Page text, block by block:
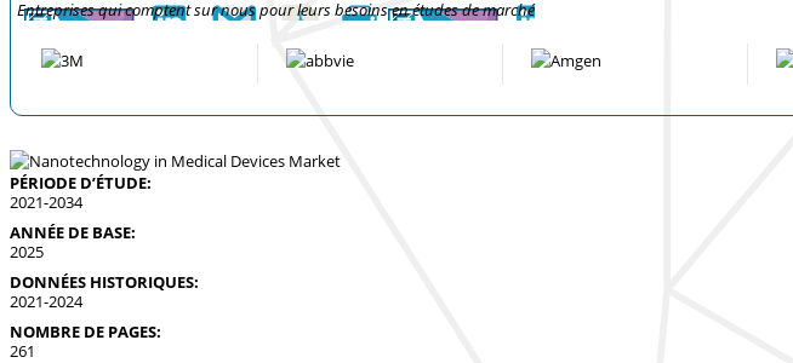
Entreprises qui comptent sur nous pour leurs besoins en études de marché
PÉRIODE D’ÉTUDE:
2021-2034
ANNÉE DE BASE:
2025
DONNÉES HISTORIQUES:
2021-2024
NOMBRE DE PAGES:
261